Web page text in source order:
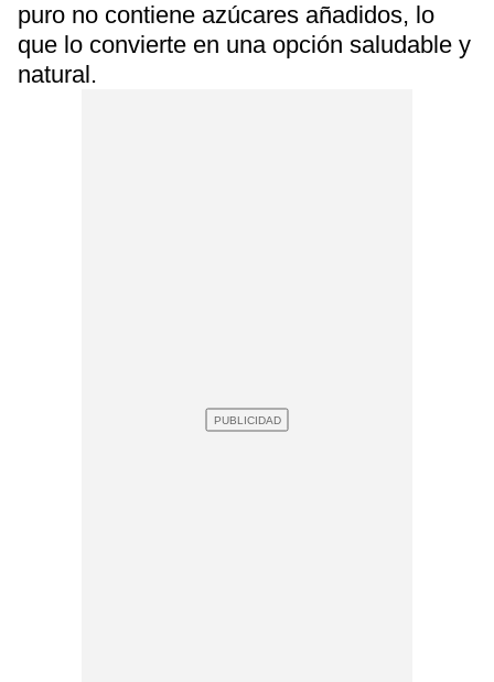
puro no contiene azúcares añadidos, lo
que lo convierte en una opción saludable y
natural.